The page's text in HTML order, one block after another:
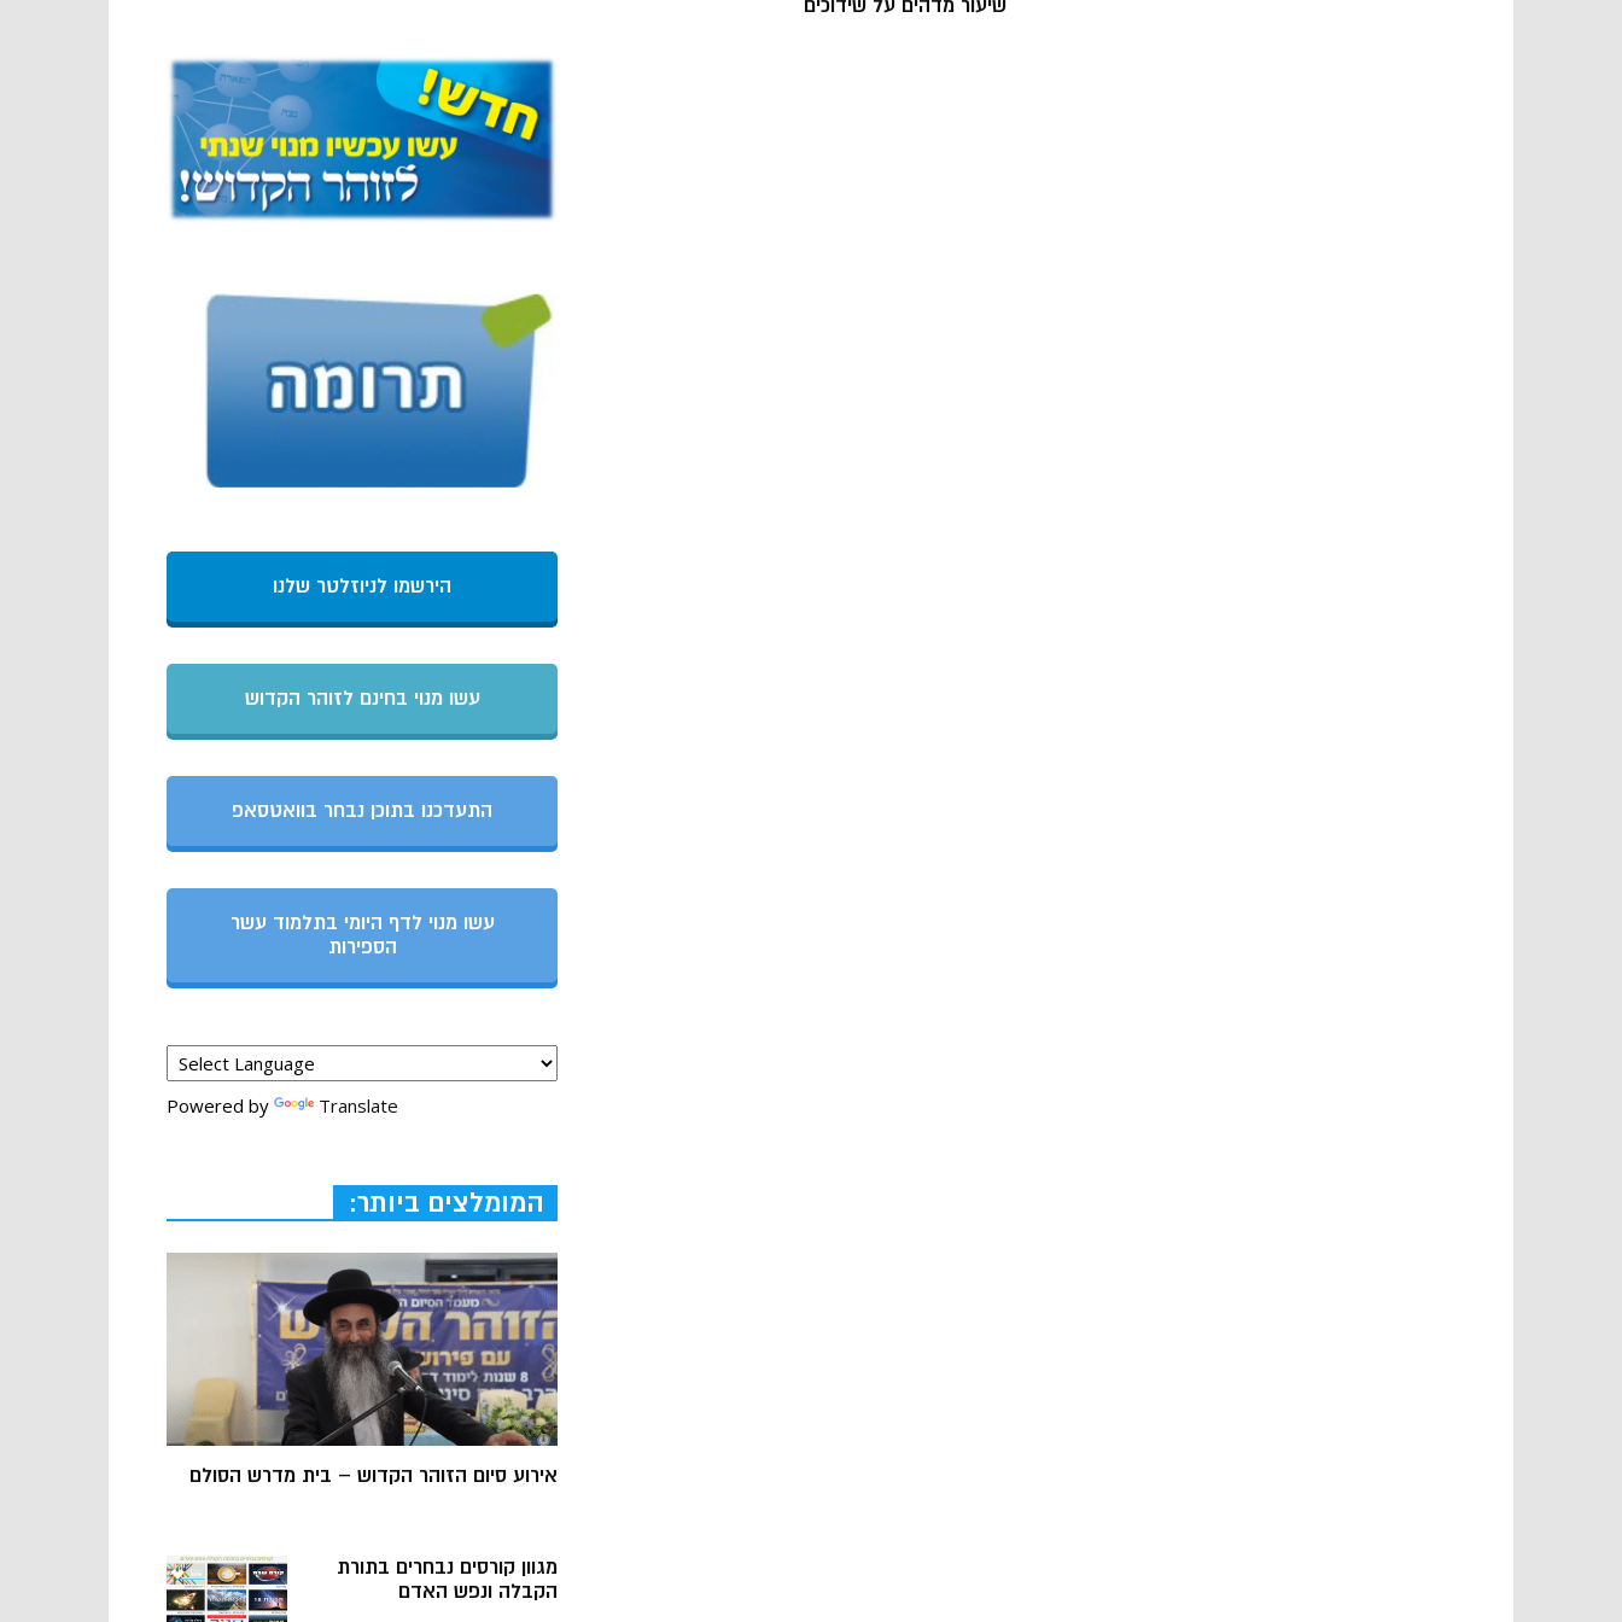
שיעור מדהים על שידוכים
הירשמו לניוזלטר שלנו
עשו מנוי בחינם לזוהר הקדוש
התעדכנו בתוכן נבחר בוואטסאפ
עשו מנוי לדף היומי בתלמוד עשר
הספירות
Powered by Translate
המומלצים ביותר:
אירוע סיום הזוהר הקדוש – בית מדרש הסולם
מגוון קורסים נבחרים בתורת
הקבלה ונפש האדם